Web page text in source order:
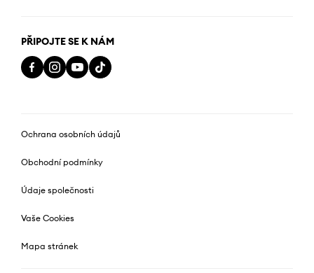
PŘIPOJTE SE K NÁM
Ochrana osobních údajů
Obchodní podmínky
Údaje společnosti
Vaše Cookies
Mapa stránek